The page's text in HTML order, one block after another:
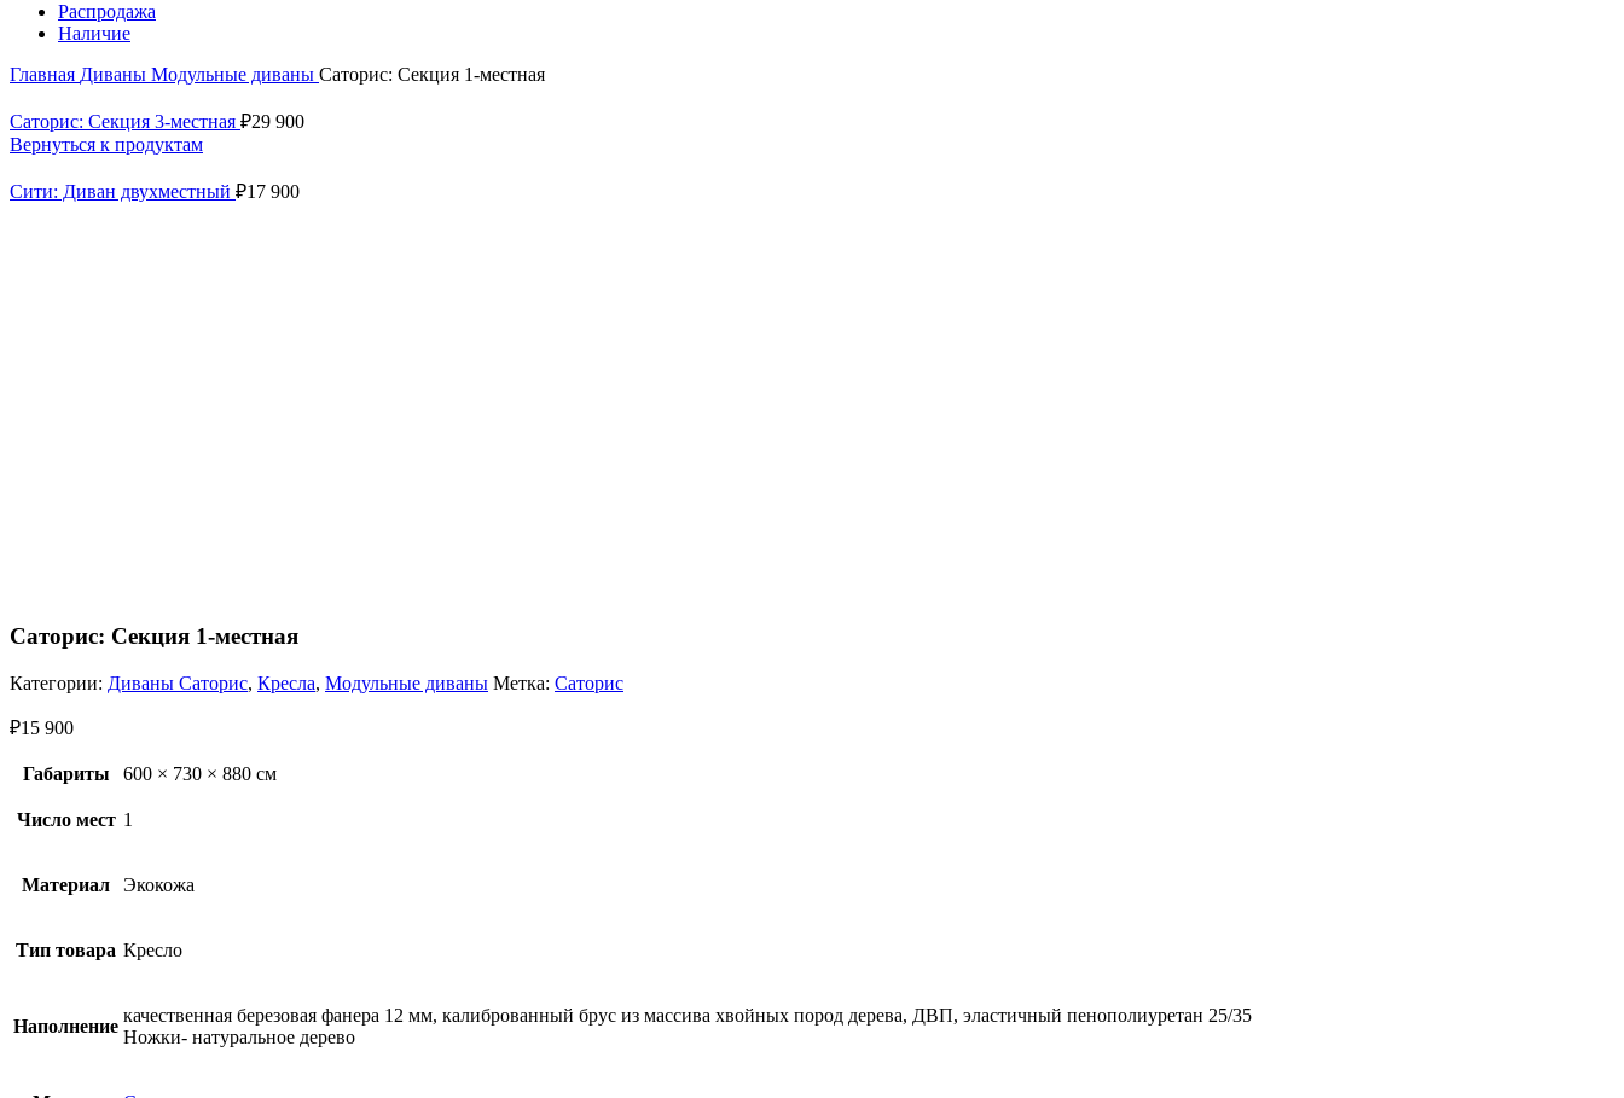
Распродажа
Наличие
Главная Диваны Модульные диваны Саторис: Секция 1-местная
Саторис: Секция 3-местная ₽29 900
Вернуться к продуктам
Сити: Диван двухместный ₽17 900
Саторис: Секция 1-местная
Категории: Диваны Саторис, Кресла, Модульные диваны Метка: Саторис
₽15 900
Габариты 600 × 730 × 880 см
Число мест 1
Материал Экокожа
Тип товара Кресло
Наполнение
качественная березовая фанера 12 мм, калиброванный брус из массива хвойных пород дерева, ДВП, эластичный пенополиуретан 25/35
Ножки- натуральное дерево